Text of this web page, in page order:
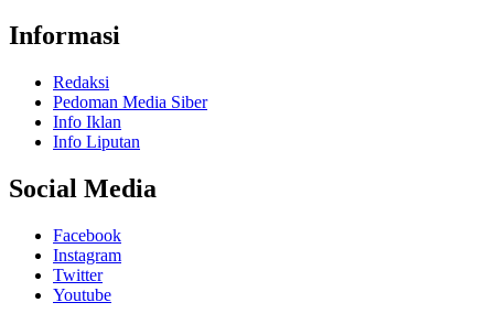
Informasi
Redaksi
Pedoman Media Siber
Info Iklan
Info Liputan
Social Media
Facebook
Instagram
Twitter
Youtube